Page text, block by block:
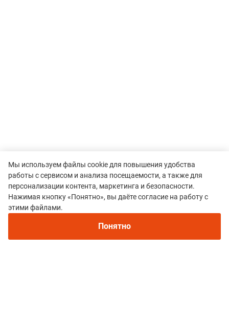
Все гонки
Мы используем файлы cookie для повышения удобства
работы с сервисом и анализа посещаемости, а также для
персонализации контента, маркетинга и безопасности.
Нажимая кнопку «Понятно», вы даёте согласие на работу с
этими файлами.
Понятно